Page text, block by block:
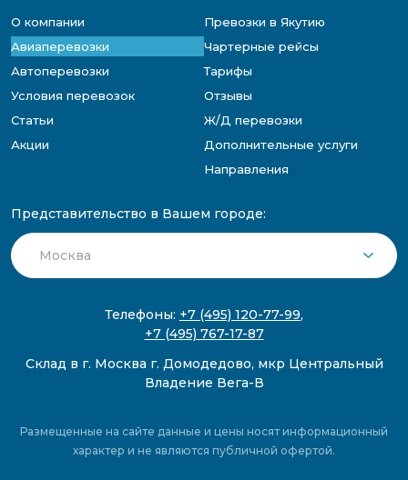
О компании
Превозки в Якутию
Авиаперевозки
Чартерные рейсы
Автоперевозки
Тарифы
Условия перевозок
Отзывы
Статьи
Ж/Д перевозки
Акции
Дополнительные услуги
Направления
Представительство в Вашем городе:
Телефоны: +7 (495) 120-77-99,
+7 (495) 767-17-87
Склад в г. Москва г. Домодедово, мкр Центральный
Владение Вега-В
Размещенные на сайте данные и цены носят информационный
характер и не являются публичной офертой.